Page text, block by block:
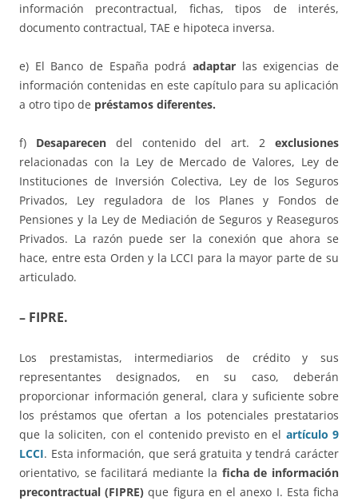
información precontractual, fichas, tipos de interés,
documento contractual, TAE e hipoteca inversa.
e) El Banco de España podrá adaptar las exigencias de
información contenidas en este capítulo para su aplicación
a otro tipo de préstamos diferentes.
f) Desaparecendel contenido del art. 2exclusiones
relacionadas con la Ley de Mercado de Valores, Ley de
Instituciones de Inversión Colectiva, Ley de los Seguros
Privados, Ley reguladora de los Planes y Fondos de
Pensiones y la Ley de Mediación de Seguros y Reaseguros
Privados. La razón puede ser la conexión que ahora se
hace, entre esta Orden y la LCCI para la mayor parte de su
articulado.
– FIPRE.
Los prestamistas, intermediarios de crédito y sus
representantes designados, en su caso, deberán
proporcionar información general, clara y suficiente sobre
los préstamos que ofertan a los potenciales prestatarios
que la soliciten, con el contenido previsto en el artículo 9
LCCI. Esta información, que será gratuita y tendrá carácter
orientativo, se facilitará mediante la ficha de información
precontractual (FIPRE) que figura en el anexo I. Esta ficha